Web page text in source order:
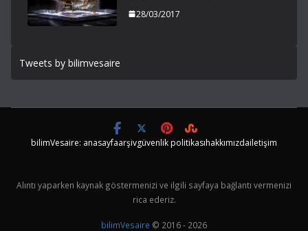
28/03/2017
Tweets by bilimvesaire
bilimVesaire: anasayfaarşivgüvenlik politikasıhakkımızdailetişim
Alıntı yaparken kaynak göstermenizi ve ilgili sayfaya bağlantı vermenizi
rica ederiz.
bilimVesaire © 2016 - 2026